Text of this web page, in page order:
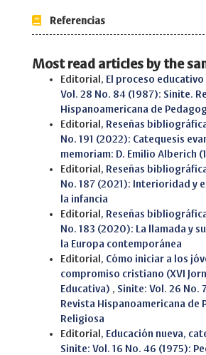
Referencias
Most read articles by the
Editorial, El proceso educativo
Vol. 28 No. 84 (1987): Sinite.
Hispanoamericana de
Editorial, Reseñas
No. 191 (2022): Catequesis
memoriam: D. Emilio Alberich
Editorial, Reseñas
No. 187 (2021): Interioridad y
la infancia
Editorial, Reseñas
No. 183 (2020): La llamada y
la Europa contemporánea
Editorial, Cómo iniciar a los
compromiso cristiano (XVI
Educativa) , Sinite: Vol. 26 No.
Revista Hispanoamericana de
Religiosa
Editorial, Educación nueva,
Sinite: Vol. 16 No. 46 (1975):